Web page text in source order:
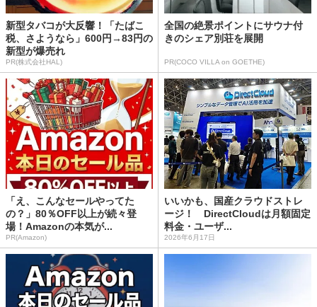
新型タバコが大反響！「たばこ
税、さようなら」600円→83円の
新型が爆売れ
PR(株式会社HAL)
全国の絶景ポイントにサウナ付
きのシェア別荘を展開
PR(COCO VILLA on GOETHE)
「え、こんなセールやってた
の？」80％OFF以上が続々登
場！Amazonの本気が...
PR(Amazon)
いいかも、国産クラウドストレ
ージ！ DirectCloudは月額固定
料金・ユーザ...
2026年6月17日